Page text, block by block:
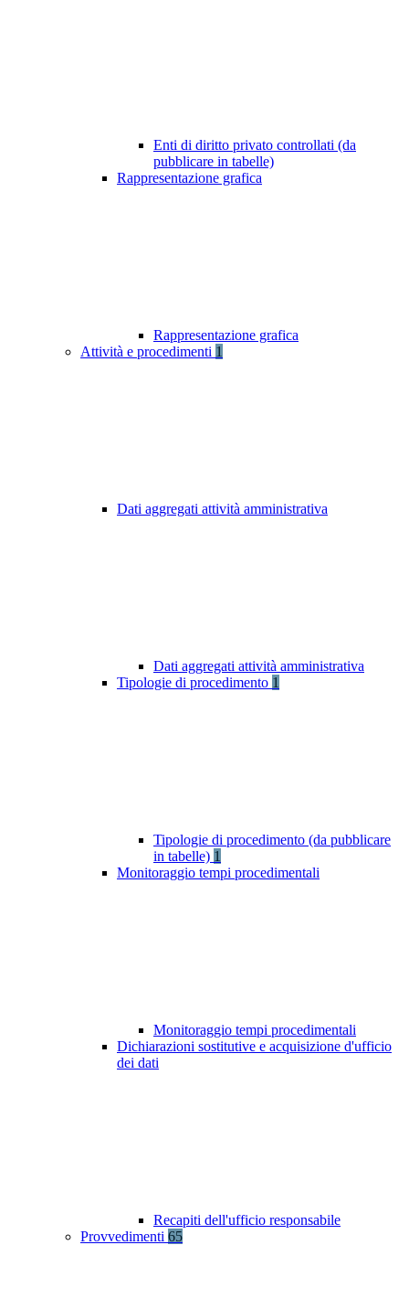
Enti di diritto privato controllati (da
pubblicare in tabelle)
Rappresentazione grafica
Rappresentazione grafica
Attività e procedimenti 1
Dati aggregati attività amministrativa
Dati aggregati attività amministrativa
Tipologie di procedimento 1
Tipologie di procedimento (da pubblicare
in tabelle) 1
Monitoraggio tempi procedimentali
Monitoraggio tempi procedimentali
Dichiarazioni sostitutive e acquisizione d'ufficio
dei dati
Recapiti dell'ufficio responsabile
Provvedimenti 65